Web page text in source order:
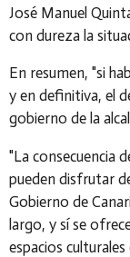
José Manuel
con dureza la
En resumen, "si
y en definitiva, el
gobierno de la
"La consecuencia
pueden disfrutar
Gobierno de
largo, y sí se
espacios culturales